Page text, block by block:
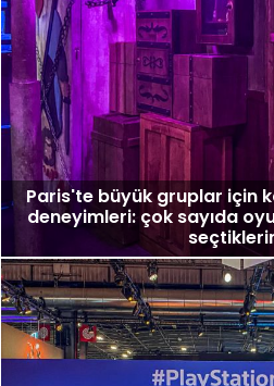
Paris'te büyük gruplar için
deneyimleri: çok sayıda